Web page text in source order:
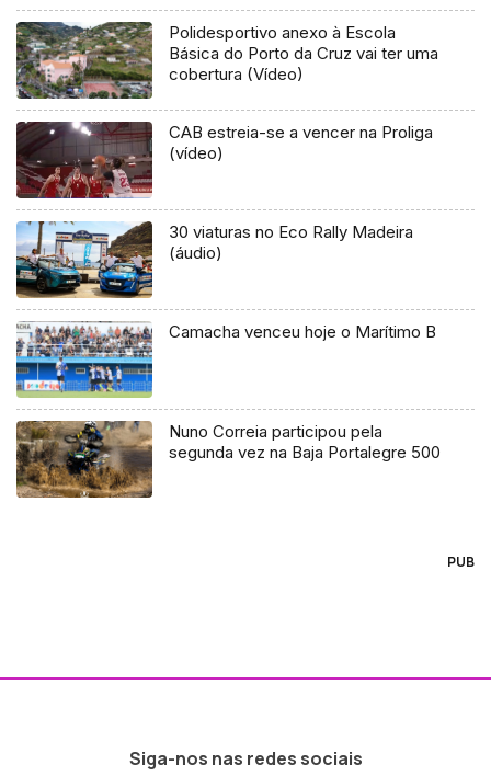
Polidesportivo anexo à Escola
Básica do Porto da Cruz vai ter uma
cobertura (Vídeo)
CAB estreia-se a vencer na Proliga
(vídeo)
30 viaturas no Eco Rally Madeira
(áudio)
Camacha venceu hoje o Marítimo B
Nuno Correia participou pela
segunda vez na Baja Portalegre 500
PUB
Siga-nos nas redes sociais